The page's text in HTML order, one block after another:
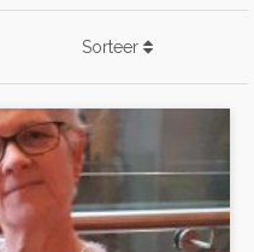
Sorteer